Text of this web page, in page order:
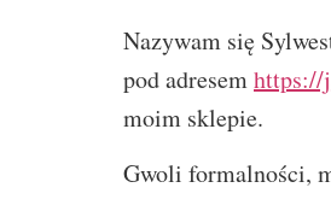
Nazywam się
pod adresemhttps://
moim sklepie.
Gwoli formalności,